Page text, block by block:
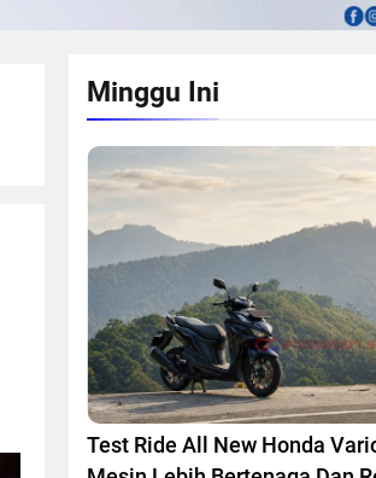
Minggu Ini
Test Ride All New Honda